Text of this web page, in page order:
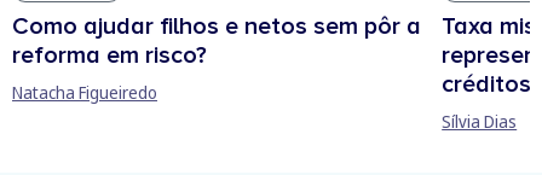
Como ajudar filhos e netos sem pôr a
reforma em risco?
Natacha Figueiredo
Taxa
créditos
Sílvia Dias